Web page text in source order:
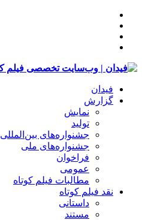
فیدان
گزارش
نمایش
تولید
‌‌جشنواره‌های بین‌المللی
جشنواره‌های ملی
فراخوان
عمومی
مطالبات فیلم کوتاه
نقد فیلم کوتاه
داستانی
مستند